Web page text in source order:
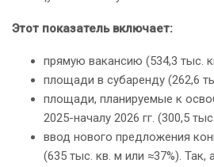
Этот показатель включает:
прямую вакансию (534,3 тыс.
площади в субаренду (262,6
площади, планируемые к
2025-началу 2026 гг. (300,5
ввод нового предложения
(635 тыс. кв. м или ≈37%). Так,